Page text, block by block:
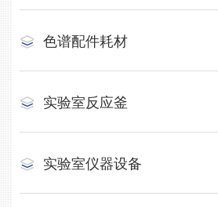
色谱配件耗材
实验室反应釜
实验室仪器设备